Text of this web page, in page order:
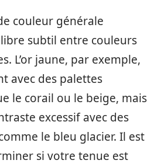
couleur générale
subtil entre couleurs
L’or jaune, par exemple,
avec des palettes
le corail ou le beige, mais
excessif avec des
le bleu glacier. Il est
si votre tenue est